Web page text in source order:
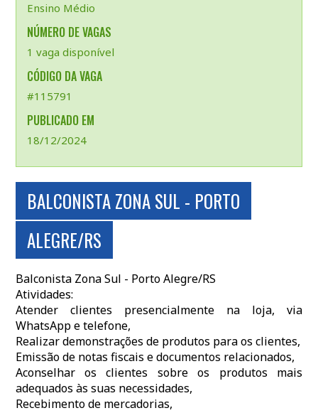
Ensino Médio
NÚMERO DE VAGAS
1 vaga disponível
CÓDIGO DA VAGA
#115791
PUBLICADO EM
18/12/2024
BALCONISTA ZONA SUL - PORTO
ALEGRE/RS
Balconista Zona Sul - Porto Alegre/RS
Atividades:
Atender clientes presencialmente na loja, via
WhatsApp e telefone,
Realizar demonstrações de produtos para os clientes,
Emissão de notas fiscais e documentos relacionados,
Aconselhar os clientes sobre os produtos mais
adequados às suas necessidades,
Recebimento de mercadorias,